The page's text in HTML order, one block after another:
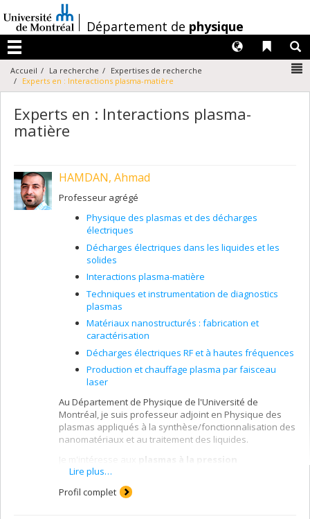
au
contenu
/Département de physique
Menu
Liens
Langues
Accueil La recherche
Expertises de recherche
Experts en : Interactions plasma-matière
Experts en : Interactions plasma-
matière
HAMDAN, Ahmad
Professeur agrégé
Physique des plasmas et des décharges
électriques
Décharges électriques dans les liquides et les
solides
Interactions plasma-matière
Techniques et instrumentation de diagnostics
plasmas
Matériaux nanostructurés : fabrication et
caractérisation
Décharges électriques RF et à hautes fréquences
Production et chauffage plasma par faisceau
laser
Au Département de Physique de l'Université de
Montréal, je suis professeur adjoint en Physique des
plasmas appliqués à la synthèse/fonctionnalisation des
nanomatériaux et au traitement des liquides.
Je m'intéresse aux
plasmas à la pression
atmosphérique
en particulier celle qui est en phase
liquide.Dans ce contexte, mes activités de recherche
Lire plus…
Profil complet